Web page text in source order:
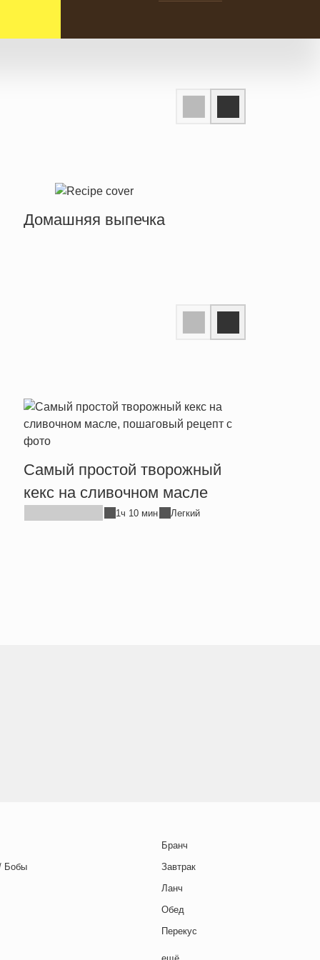
Домашняя выпечка
Самый простой творожный
кекс на сливочном масле
1ч 10 мин Легкий
Бобы
Бранч
Завтрак
Ланч
Обед
Перекус
Полдник